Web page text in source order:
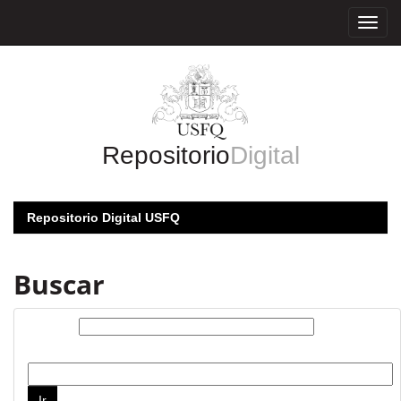
RepositorioDigital
Repositorio Digital USFQ
Buscar